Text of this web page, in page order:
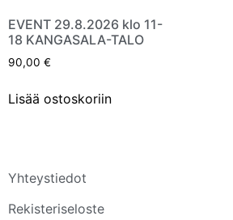
EVENT 29.8.2026 klo 11-
18 KANGASALA-TALO
90,00 €
Lisää ostoskoriin
Yhteystiedot
Rekisteriseloste